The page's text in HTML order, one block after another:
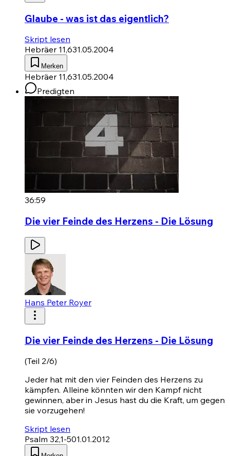
Glaube - was ist das eigentlich?
Skript lesen
Hebräer 11,631.05.2004
Merken
Hebräer 11,631.05.2004
Predigten
36:59
Die vier Feinde des Herzens - Die Lösung
Hans Peter Royer
Die vier Feinde des Herzens - Die Lösung
(Teil 2/6)
Jeder hat mit den vier Feinden des Herzens zu
kämpfen. Alleine könnten wir den Kampf nicht
gewinnen, aber in Jesus hast du die Kraft, um gegen
sie vorzugehen!
Skript lesen
Psalm 32,1-501.01.2012